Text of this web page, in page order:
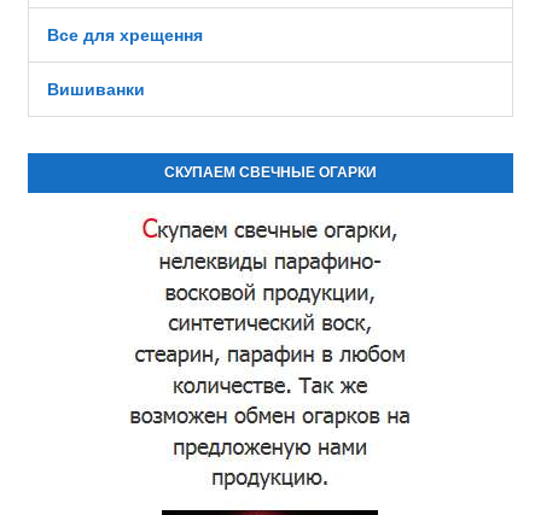
Все для хрещення
Вишиванки
СКУПАЕМ СВЕЧНЫЕ ОГАРКИ